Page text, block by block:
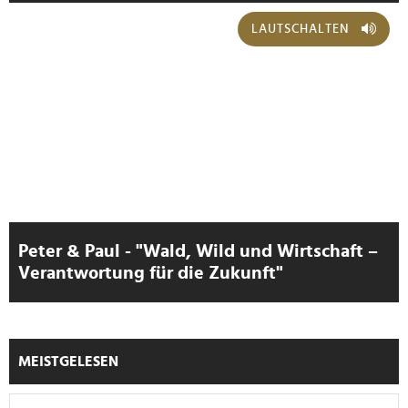
Verwendung unserer Website an unsere Partner für
soziale Medien, Werbung und Analysen weiter. Unsere
LAUTSCHALTEN
Peter & Paul - "Wald, Wild und Wirtschaft –
Verantwortung für die Zukunft"
MEISTGELESEN